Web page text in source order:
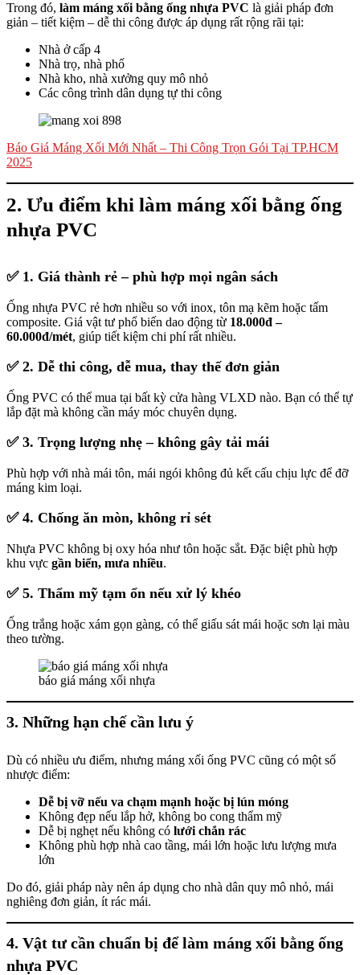
Trong đó, làm máng xối bằng ống nhựa PVC là giải pháp đơn
giản – tiết kiệm – dễ thi công được áp dụng rất rộng rãi tại:
Nhà ở cấp 4
Nhà trọ, nhà phố
Nhà kho, nhà xưởng quy mô nhỏ
Các công trình dân dụng tự thi công
Báo Giá Máng Xối Mới Nhất – Thi Công Trọn Gói Tại TP.HCM
2025
2. Ưu điểm khi làm máng xối bằng ống
nhựa PVC
✅ 1. Giá thành rẻ – phù hợp mọi ngân sách
Ống nhựa PVC rẻ hơn nhiều so với inox, tôn mạ kẽm hoặc tấm
composite. Giá vật tư phổ biến dao động từ 18.000đ –
60.000đ/mét, giúp tiết kiệm chi phí rất nhiều.
✅ 2. Dễ thi công, dễ mua, thay thế đơn giản
Ống PVC có thể mua tại bất kỳ cửa hàng VLXD nào. Bạn có thể tự
lắp đặt mà không cần máy móc chuyên dụng.
✅ 3. Trọng lượng nhẹ – không gây tải mái
Phù hợp với nhà mái tôn, mái ngói không đủ kết cấu chịu lực để đỡ
máng kim loại.
✅ 4. Chống ăn mòn, không rỉ sét
Nhựa PVC không bị oxy hóa như tôn hoặc sắt. Đặc biệt phù hợp
khu vực gần biển, mưa nhiều.
✅ 5. Thẩm mỹ tạm ổn nếu xử lý khéo
Ống trắng hoặc xám gọn gàng, có thể giấu sát mái hoặc sơn lại màu
theo tường.
báo giá máng xối nhựa
3. Những hạn chế cần lưu ý
Dù có nhiều ưu điểm, nhưng máng xối ống PVC cũng có một số
nhược điểm:
Dễ bị vỡ nếu va chạm mạnh hoặc bị lún móng
Không đẹp nếu lắp hở, không bo cong thẩm mỹ
Dễ bị nghẹt nếu không có lưới chắn rác
Không phù hợp nhà cao tầng, mái lớn hoặc lưu lượng mưa
lớn
Do đó, giải pháp này nên áp dụng cho nhà dân quy mô nhỏ, mái
nghiêng đơn giản, ít rác mái.
4. Vật tư cần chuẩn bị để làm máng xối bằng ống
nhựa PVC